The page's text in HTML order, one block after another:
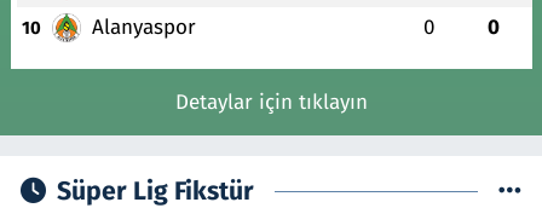
10 Alanyaspor 0 0
Detaylar için tıklayın
Süper Lig Fikstür